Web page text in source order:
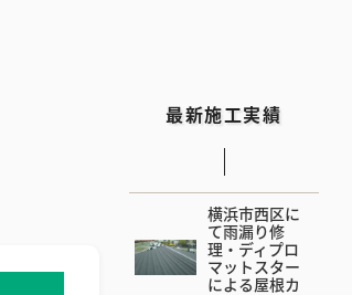
最新施工実績
横浜市西区に
て雨漏り修
理・ディプロ
マットスター
による屋根カ